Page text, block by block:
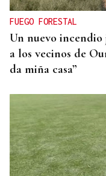
FUEGO FORESTAL
Un nuevo
a los vecinos de
da miña casa”